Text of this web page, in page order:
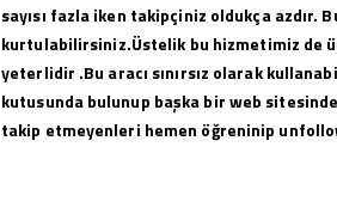
sayısı fazla iken takipçiniz oldukça azdır.
kurtulabilirsiniz.Üstelik bu hizmetimiz de
yeterlidir .Bu aracı sınırsız olarak
kutusunda bulunup başka bir web
takip etmeyenleri hemen öğreninip